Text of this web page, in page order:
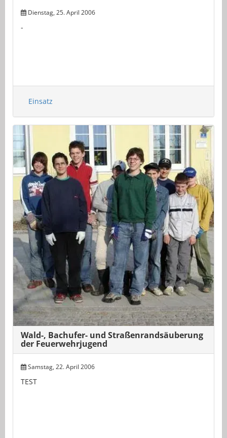
Dienstag, 25. April 2006
-
Einsatz
Wald-, Bachufer- und Straßenrandsäuberung
der Feuerwehrjugend
Samstag, 22. April 2006
TEST